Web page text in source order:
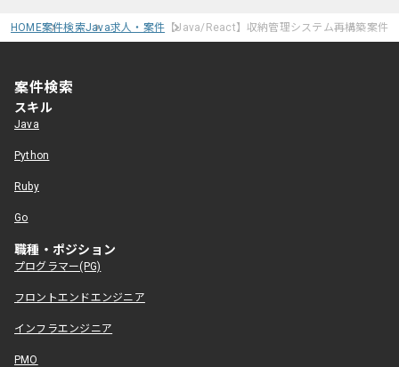
HOME案件検索Java求人・案件 【Java/React】収納管理システム再構築案件
案件検索
スキル
Java
Python
Ruby
Go
職種・ポジション
プログラマー(PG)
フロントエンドエンジニア
インフラエンジニア
PMO